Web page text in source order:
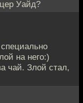
Уайд?
на него:)
чай. Злой стал,